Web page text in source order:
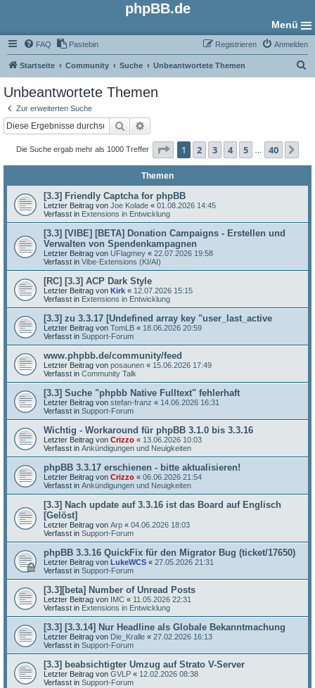
phpBB.de
Menü
FAQ Pastebin Anmelden
Registrieren
Startseite Community Suche Unbeantwortete Themen
Unbeantwortete Themen
Zur erweiterten Suche
Suche
Die Suche ergab mehr als 1000 Treffer Seite 1von 40
1 2 3 4 5 40
Themen
[3.3] Friendly Captcha for phpBB
Letzter Beitrag von Joe Kolade « 01.08.2026 14:45
Verfasst in Extensions in Entwicklung
[3.3] [VIBE] [BETA] Donation Campaigns - Erstellen und
Verwalten von Spendenkampagnen
Letzter Beitrag von UFlagmey « 22.07.2026 19:58
Verfasst in Vibe-Extensions (KI/AI)
[RC] [3.3] ACP Dark Style
Letzter Beitrag von Kirk « 12.07.2026 15:15
Verfasst in Extensions in Entwicklung
[3.3] zu 3.3.17 [Undefined array key "user_last_active
Letzter Beitrag von TomLB « 18.06.2026 20:59
Verfasst in Support-Forum
www.phpbb.de/community/feed
Letzter Beitrag von posaunen « 15.06.2026 17:49
Verfasst in Community Talk
[3.3] Suche "phpbb Native Fulltext" fehlerhaft
Letzter Beitrag von stefan-franz « 14.06.2026 16:31
Verfasst in Support-Forum
Wichtig - Workaround für phpBB 3.1.0 bis 3.3.16
Letzter Beitrag von Crizzo « 13.06.2026 10:03
Verfasst in Ankündigungen und Neuigkeiten
phpBB 3.3.17 erschienen - bitte aktualisieren!
Letzter Beitrag von Crizzo « 06.06.2026 21:54
Verfasst in Ankündigungen und Neuigkeiten
[3.3] Nach update auf 3.3.16 ist das Board auf Englisch
[Gelöst]
Letzter Beitrag von Arp « 04.06.2026 18:03
Verfasst in Support-Forum
phpBB 3.3.16 QuickFix für den Migrator Bug (ticket/17650)
Letzter Beitrag von LukeWCS « 27.05.2026 21:31
Verfasst in Support-Forum
[3.3][beta] Number of Unread Posts
Letzter Beitrag von IMC « 11.05.2026 22:31
Verfasst in Extensions in Entwicklung
[3.3] [3.3.14] Nur Headline als Globale Bekanntmachung
Letzter Beitrag von Die_Kralle « 27.02.2026 16:13
Verfasst in Support-Forum
[3.3] beabsichtigter Umzug auf Strato V-Server
Letzter Beitrag von GVLP « 12.02.2026 08:38
Verfasst in Support-Forum